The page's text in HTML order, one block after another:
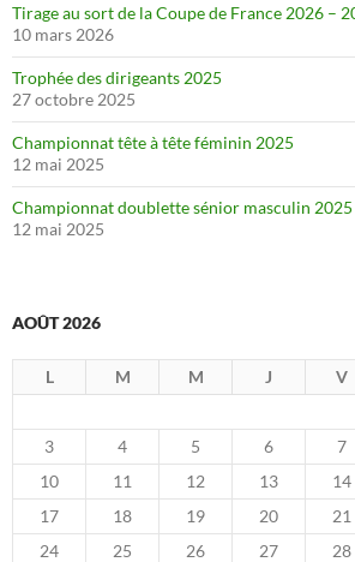
Tirage au sort de la Coupe de France 2026 –
10 mars 2026
Trophée des dirigeants 2025
27 octobre 2025
Championnat tête à tête féminin 2025
12 mai 2025
Championnat doublette sénior masculin 2025
12 mai 2025
AOÛT 2026
L M M J V
3
4 5 6 7
10
11 12 13 14
17
18 19 20 21
24
25 26 27 28